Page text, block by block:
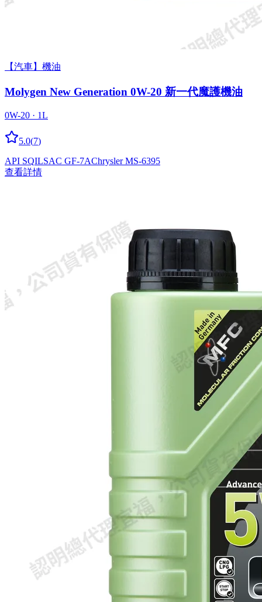
【汽車】機油
Molygen New Gener­a­tion 0W-20 新一代魔護機油
0W-20 · 1L
5.0(7)
API SQILSAC GF-7AChrysler MS-6395
查看詳情